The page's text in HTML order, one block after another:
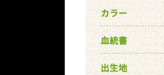
カラー
血統書
出生地